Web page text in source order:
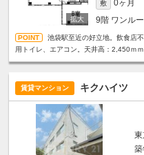
敷 0ヶ月
9階 ワンル
池袋駅至近の好立地。飲食店
用トイレ、エアコン。天井高：2,450ｍｍ
賃貸マンション キクハイツ